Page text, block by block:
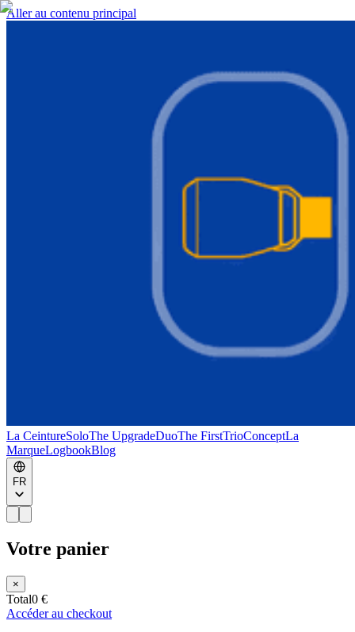
Aller au contenu principal
La CeintureSoloThe UpgradeDuoThe FirstTrioConceptLa
MarqueLogbookBlog
FR
Votre panier
×
Total0 €
Accéder au checkout